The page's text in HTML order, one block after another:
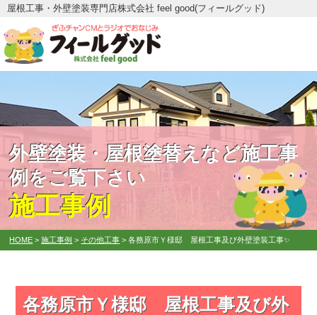
屋根工事・外壁塗装専門店株式会社 feel good(フィールグッド)
外壁塗装・屋根塗替えなど施工事
例をご覧下さい
施工事例
HOME >施工事例 > その他工事 >各務原市Ｙ様邸 屋根工事及び外壁塗装工事✨
各務原市Ｙ様邸 屋根工事及び外